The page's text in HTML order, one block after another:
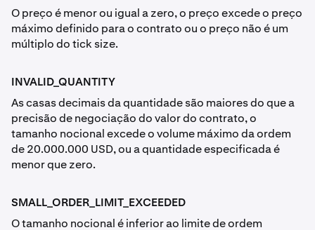
O preço é menor ou igual a zero, o preço excede o preço
máximo definido para o contrato ou o preço não é um
múltiplo do tick size.
INVALID_QUANTITY
As casas decimais da quantidade são maiores do que a
precisão de negociação do valor do contrato, o
tamanho nocional excede o volume máximo da ordem
de 20.000.000 USD, ou a quantidade especificada é
menor que zero.
SMALL_ORDER_LIMIT_EXCEEDED
O tamanho nocional é inferior ao limite de ordem